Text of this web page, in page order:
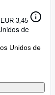
3,45
de
Unidos de